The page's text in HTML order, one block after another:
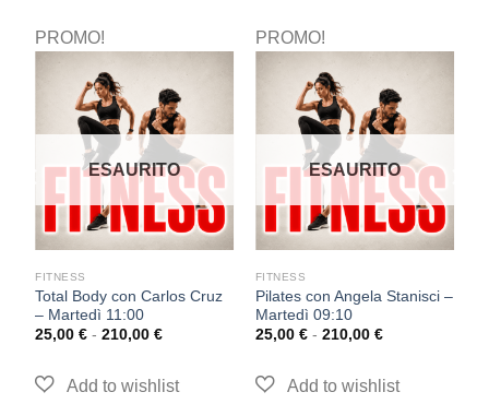
PROMO!
ESAURITO
FITNESS
Total Body con Carlos Cruz
– Martedì 11:00
25,00€ - 210,00€
PROMO!
ESAURITO
FITNESS
Pilates con Angela Stanisci –
Martedì 09:10
25,00 € - 210,00 €